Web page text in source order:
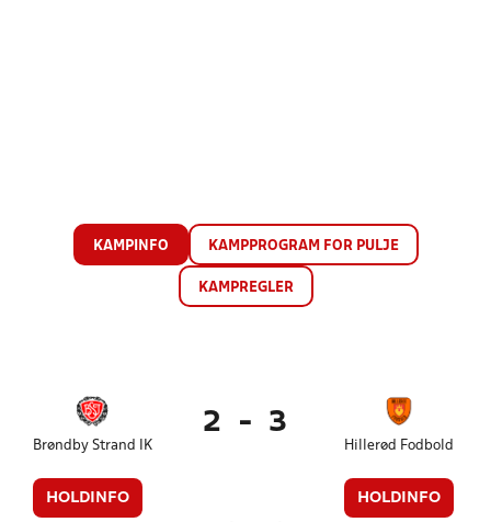
KAMPINFO KAMPPROGRAM FOR PULJE
KAMPREGLER
Brøndby Strand IK
HOLDINFO
2 - 3
Hillerød Fodbold
HOLDINFO